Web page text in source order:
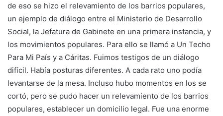
de eso se hizo el relevamiento de los barrios populares,
un ejemplo de diálogo entre el Ministerio de Desarrollo
Social, la Jefatura de Gabinete en una primera instancia, y
los movimientos populares. Para ello se llamó a Un Techo
Para Mi País y a Cáritas. Fuimos testigos de un diálogo
difícil. Había posturas diferentes. A cada rato uno podía
levantarse de la mesa. Incluso hubo momentos en los se
cortó, pero se pudo hacer un relevamiento de los barrios
populares, establecer un domicilio legal. Fue una enorme